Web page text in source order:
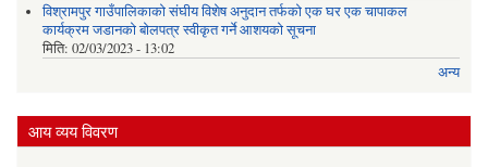
विश्रामपुर गाउँपालिकाको संघीय विशेष अनुदान तर्फको एक घर एक चापाकल
कार्यक्रम जडानको बोलपत्र स्वीकृत गर्ने आशयको सूचना
मिति: 02/03/2023 - 13:02
अन्य
आय व्यय विवरण